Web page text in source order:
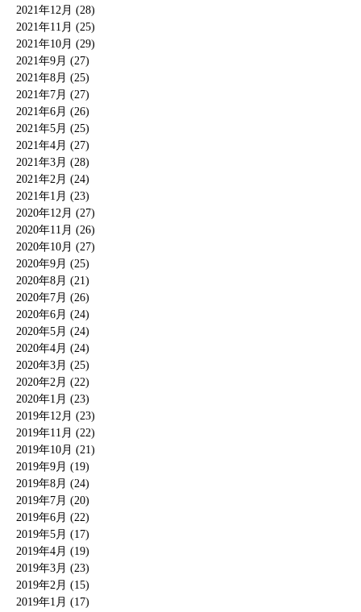
2021年12月 (28)
2021年11月 (25)
2021年10月 (29)
2021年9月 (27)
2021年8月 (25)
2021年7月 (27)
2021年6月 (26)
2021年5月 (25)
2021年4月 (27)
2021年3月 (28)
2021年2月 (24)
2021年1月 (23)
2020年12月 (27)
2020年11月 (26)
2020年10月 (27)
2020年9月 (25)
2020年8月 (21)
2020年7月 (26)
2020年6月 (24)
2020年5月 (24)
2020年4月 (24)
2020年3月 (25)
2020年2月 (22)
2020年1月 (23)
2019年12月 (23)
2019年11月 (22)
2019年10月 (21)
2019年9月 (19)
2019年8月 (24)
2019年7月 (20)
2019年6月 (22)
2019年5月 (17)
2019年4月 (19)
2019年3月 (23)
2019年2月 (15)
2019年1月 (17)